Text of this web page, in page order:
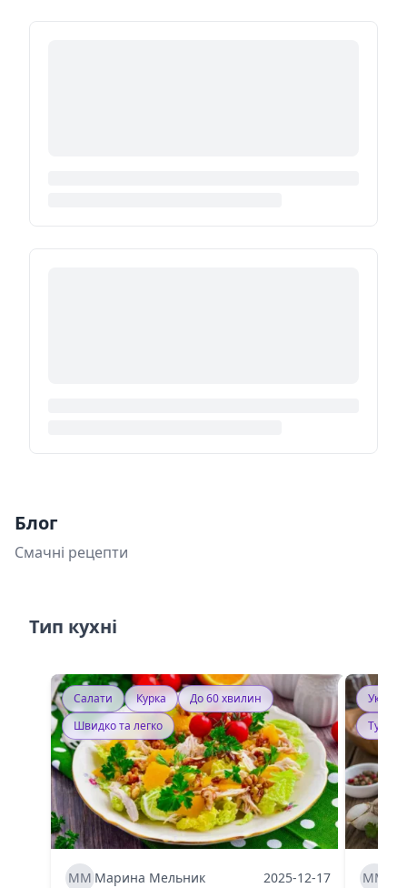
Блог
Смачні рецепти
Тип кухні
Салати Курка
До 60 хвилин
Швидко та легко
ММ Марина Мельник 2025-12-17 ММ